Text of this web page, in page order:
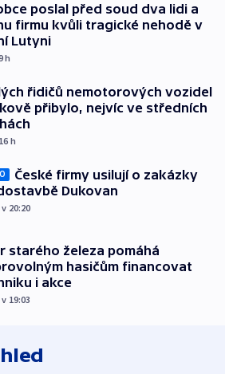
poslal před soud dva lidi a
firmu kvůli tragické nehodě v
Lutyni
h
řidičů nemotorových vozidel
přibylo, nejvíc ve středních
h
České firmy usilují o zakázky
Dukovan
20:20
starého železa pomáhá
hasičům financovat
i akce
19:03